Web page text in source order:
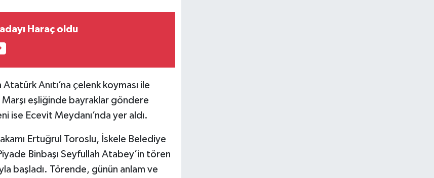
Haraç oldu
Anıtı’na çelenk koyması ile
Marşı eşliğinde bayraklar göndere
ise Ecevit Meydanı’nda yer aldı.
Ertuğrul Toroslu, İskele Belediye
Binbaşı Seyfullah Atabey’in tören
başladı. Törende, günün anlam ve